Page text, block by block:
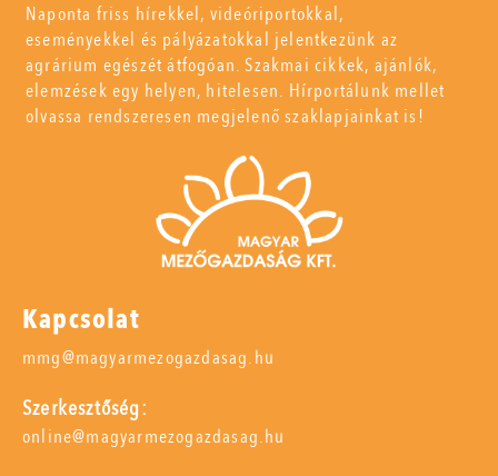
Naponta friss hírekkel, videóriportokkal,
eseményekkel és pályázatokkal jelentkezünk az
agrárium egészét átfogóan. Szakmai cikkek, ajánlók,
elemzések egy helyen, hitelesen. Hírportálunk mellet
olvassa rendszeresen megjelenő szaklapjainkat is!
Kapcsolat
mmg@magyarmezogazdasag.hu
Szerkesztőség:
online@magyarmezogazdasag.hu